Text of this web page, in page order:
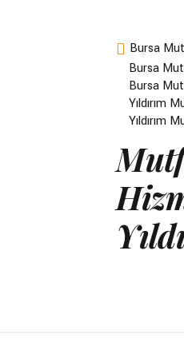
Bursa
Bursa
Bursa
Yıldırım
Yıldırım